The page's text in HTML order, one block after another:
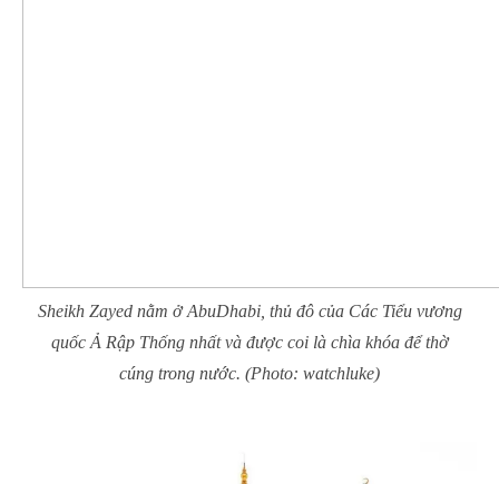
Sheikh Zayed nằm ở AbuDhabi, thủ đô của Các Tiểu vương
quốc Ả Rập Thống nhất và được coi là chìa khóa để thờ
cúng trong nước. (Photo: watchluke)